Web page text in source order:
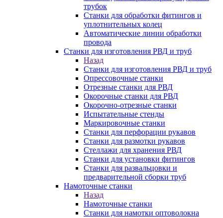
трубок
Станки для обработки фитингов и
уплотнительных колец
Автоматические линии обработки
провода
Станки для изготовления РВД и труб
Назад
Станки для изготовления РВД и труб
Опрессовочные станки
Отрезные станки для РВД
Окорочные станки для РВД
Окорочно-отрезные станки
Испытательные стенды
Маркировочные станки
Станки для перфорации рукавов
Станки для размотки рукавов
Стеллажи для хранения РВД
Станки для установки фитингов
Станки для развальцовки и
предварительной сборки труб
Намоточные станки
Назад
Намоточные станки
Станки для намотки оптоволокна